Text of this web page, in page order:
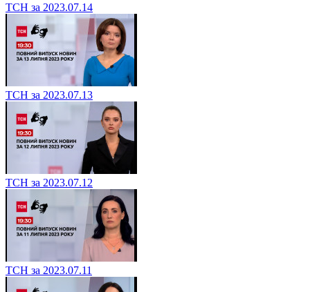
ТСН за 2023.07.14
ТСН за 2023.07.13
ТСН за 2023.07.12
ТСН за 2023.07.11